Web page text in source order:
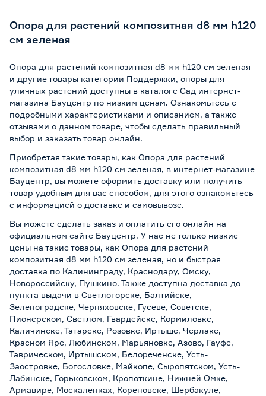
Опора для растений композитная d8 мм h120
см зеленая
Опора для растений композитная d8 мм h120 см зеленая
и другие товары категории Поддержки, опоры для
уличных растений доступны в каталоге Сад интернет-
магазина Бауцентр по низким ценам. Ознакомьтесь с
подробными характеристиками и описанием, а также
отзывами о данном товаре, чтобы сделать правильный
выбор и заказать товар онлайн.
Приобретая такие товары, как Опора для растений
композитная d8 мм h120 см зеленая, в интернет-магазине
Бауцентр, вы можете оформить доставку или получить
товар удобным для вас способом, для этого ознакомьтесь
с информацией о доставке и самовывозе.
Вы можете сделать заказ и оплатить его онлайн на
официальном сайте Бауцентр. У нас не только низкие
цены на такие товары, как Опора для растений
композитная d8 мм h120 см зеленая, но и быстрая
доставка по Калининграду, Краснодару, Омску,
Новороссийску, Пушкино. Также доступна доставка до
пункта выдачи в Светлогорске, Балтийске,
Зеленоградске, Черняховске, Гусеве, Советске,
Пионерском, Светлом, Гвардейске, Кормиловке,
Каличинске, Татарске, Розовке, Иртыше, Черлаке,
Красном Яре, Любинском, Марьяновке, Азово, Гауфе,
Таврическом, Иртышском, Белореченске, Усть-
Заостровке, Богословке, Майкопе, Сыропятском, Усть-
Лабинске, Горьковском, Кропоткине, Нижней Омке,
Армавире, Москаленках, Кореновске, Шербакуле,